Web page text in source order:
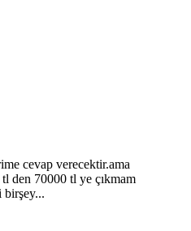
cevap verecektir.ama
den 70000 tl ye çıkmam
birşey...